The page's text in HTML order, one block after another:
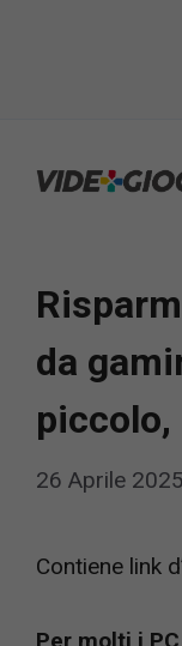
da
piccolo,
26 Aprile 2025
Contiene link